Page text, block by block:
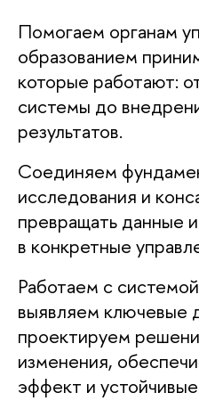
Помогаем органам
образованием
которые работают:
системы до
результатов.
Соединяем
исследования и
превращать данные
в конкретные
Работаем с
выявляем ключевые
проектируем
изменения,
эффект и